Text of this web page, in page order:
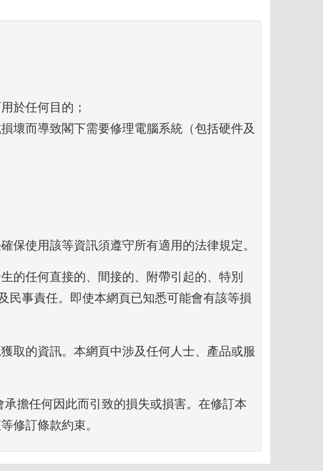
於任何目的；
壞而導致閣下需要修理電腦系統（包括硬件及
使用該等資訊須遵守所有適用的法律規定。
的任何直接的、間接的、附帶引起的、特別
民事責任。即使本網頁已知悉可能會有該等損
取的資訊。本網頁中涉及任何人士、產品或服
擔任何因此而引致的損失或損害。在修訂本
修訂條款約束。